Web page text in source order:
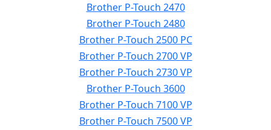
Brother P-Touch 2470
Brother P-Touch 2480
Brother P-Touch 2500 PC
Brother P-Touch 2700 VP
Brother P-Touch 2730 VP
Brother P-Touch 3600
Brother P-Touch 7100 VP
Brother P-Touch 7500 VP